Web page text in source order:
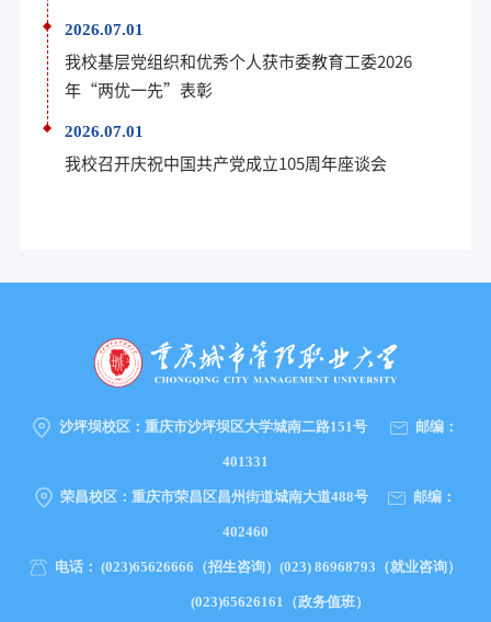
2026.07.01
我校基层党组织和优秀个人获市委教育工委2026
年“两优一先”表彰
2026.07.01
我校召开庆祝中国共产党成立105周年座谈会
沙坪坝校区： 重庆市沙坪坝区大学城南二路151号 邮编：
401331
荣昌校区： 重庆市荣昌区昌州街道城南大道488号 邮编：
402460
电话： (023)65626666（招生咨询）(023) 86968793（就业咨询）
(023)65626161（政务值班）